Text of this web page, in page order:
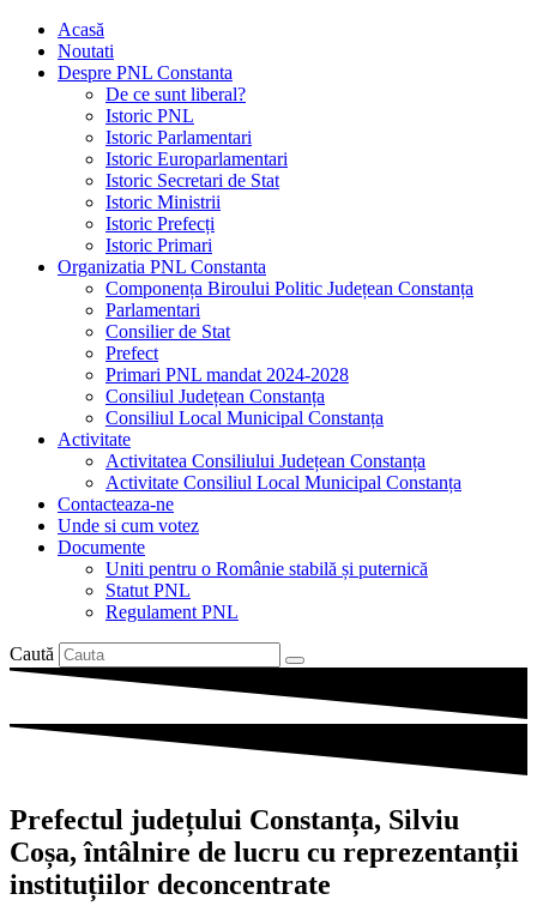
Acasă
Noutati
Despre PNL Constanta
De ce sunt liberal?
Istoric PNL
Istoric Parlamentari
Istoric Europarlamentari
Istoric Secretari de Stat
Istoric Ministrii
Istoric Prefecți
Istoric Primari
Organizatia PNL Constanta
Componența Biroului Politic Județean Constanța
Parlamentari
Consilier de Stat
Prefect
Primari PNL mandat 2024-2028
Consiliul Județean Constanța
Consiliul Local Municipal Constanța
Activitate
Activitatea Consiliului Județean Constanța
Activitate Consiliul Local Municipal Constanța
Contacteaza-ne
Unde si cum votez
Documente
Uniti pentru o Românie stabilă și puternică
Statut PNL
Regulament PNL
Caută
Prefectul județului Constanța, Silviu
Coșa, întâlnire de lucru cu reprezentanții
instituțiilor deconcentrate